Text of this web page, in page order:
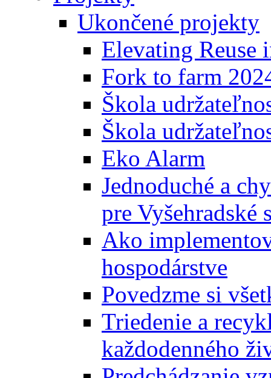
Ukončené projekty
Elevating Reuse
Fork to farm
Škola
Škola
Eko Alarm
Jednoduché a
pre Vyšehradské
Ako
hospodárstve
Povedzme si
Triedenie a
každodenného